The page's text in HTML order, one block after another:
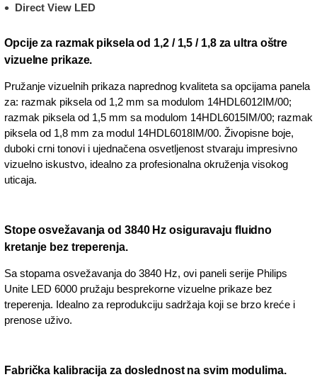
Direct View LED
Opcije za razmak piksela od 1,2 / 1,5 / 1,8 za ultra oštre
vizuelne prikaze.
Pružanje vizuelnih prikaza naprednog kvaliteta sa opcijama panela
za: razmak piksela od 1,2 mm sa modulom 14HDL6012IM/00;
razmak piksela od 1,5 mm sa modulom 14HDL6015IM/00; razmak
piksela od 1,8 mm za modul 14HDL6018IM/00. Živopisne boje,
duboki crni tonovi i ujednačena osvetljenost stvaraju impresivno
vizuelno iskustvo, idealno za profesionalna okruženja visokog
uticaja.
Stope osvežavanja od 3840 Hz osiguravaju fluidno
kretanje bez treperenja.
Sa stopama osvežavanja do 3840 Hz, ovi paneli serije Philips
Unite LED 6000 pružaju besprekorne vizuelne prikaze bez
treperenja. Idealno za reprodukciju sadržaja koji se brzo kreće i
prenose uživo.
Fabrička kalibracija za doslednost na svim modulima.